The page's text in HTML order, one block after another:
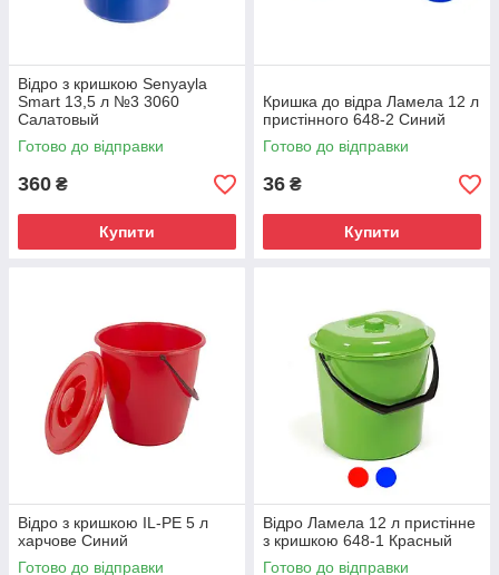
Відро з кришкою Senyayla
Smart 13,5 л №3 3060
Салатовый
Готово до відправки
360 ₴
Купити
Кришка до відра Ламела 12 л
пристінного 648-2 Синий
Готово до відправки
36 ₴
Купити
Відро з кришкою IL-PE 5 л
харчове Синий
Готово до відправки
Відро Ламела 12 л пристінне
з кришкою 648-1 Красный
Готово до відправки